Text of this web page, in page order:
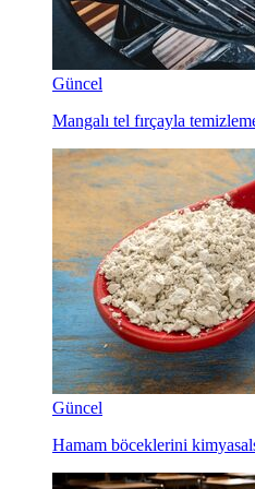
Güncel
Mangalı tel fırçayla
Güncel
Hamam böceklerini